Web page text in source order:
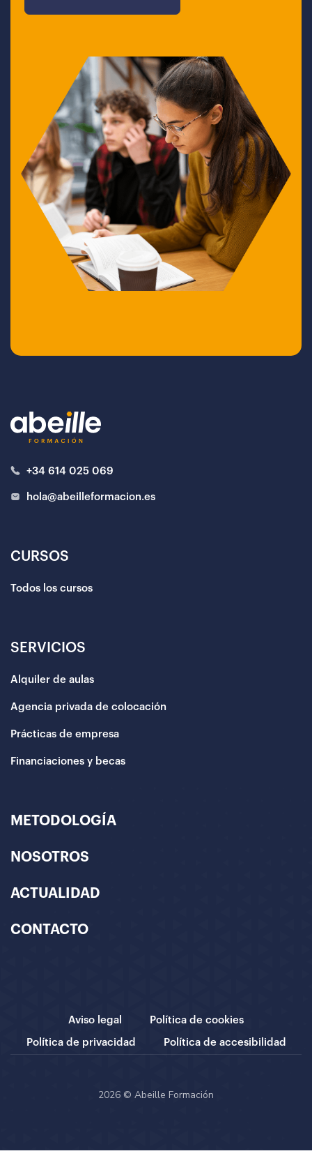
+34 614 025 069
hola@abeilleformacion.es
CURSOS
Todos los cursos
SERVICIOS
Alquiler de aulas
Agencia privada de colocación
Prácticas de empresa
Financiaciones y becas
METODOLOGÍA
NOSOTROS
ACTUALIDAD
CONTACTO
Aviso legal Política de cookies
Política de privacidad Política de accesibilidad
2026 © Abeille Formación